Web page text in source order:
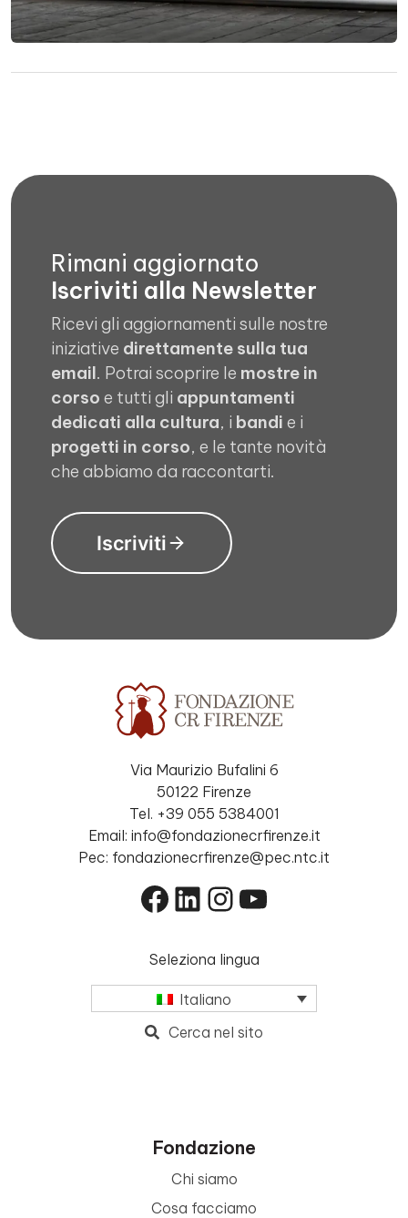
Rimani aggiornato
Iscriviti alla Newsletter
Ricevi gli aggiornamenti sulle nostre
iniziative direttamente sulla tua
email. Potrai scoprire le mostre in
corso e tutti gli appuntamenti
dedicati alla cultura, i bandi e i
progetti in corso, e le tante novità
che abbiamo da raccontarti.
Iscriviti
Via Maurizio Bufalini 6
50122 Firenze
Tel. +39 055 5384001
Email: info@fondazionecrfirenze.it
Pec: fondazionecrfirenze@pec.ntc.it
Facebook
LinkedIn
Instagram
YouTube
Seleziona lingua
Italiano
Cerca nel sito
Fondazione
Chi siamo
Cosa facciamo